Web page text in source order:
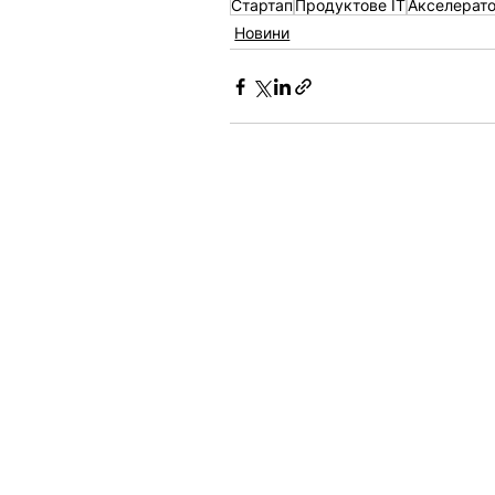
Стартап Продуктове IT
Новини